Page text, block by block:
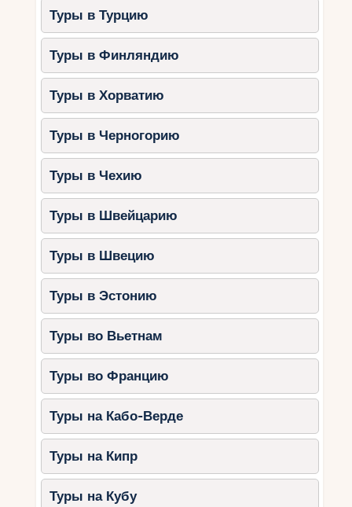
озёрами и пешими маршрутами.
Совет:
Используйте паромы для удобного
передвижения между островами.
Полезные советы для
семейных путешествий
Планируйте заранее.
Учитывайте возраст детей.
подходящие для их уровня
выносливости.
Путешествуйте налегке.
только необходимое, чтобы не
перегружать багаж.
Используйте общественный
транспорт.Автобусы и паромы — это
экономичный и удобный способ
передвижения.
Останавливайтесь в апартаментах.
Это позволит сэкономить на питании,
готовя еду самостоятельно.
Туры в Турцию
Туры в Финляндию
Туры в Хорватию
Туры в Черногорию
Туры в Чехию
Туры в Швейцарию
Туры в Швецию
Туры в Эстонию
Туры во Вьетнам
Туры во Францию
Туры на Кабо-Верде
Туры на Кипр
Туры на Кубу